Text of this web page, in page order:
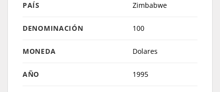
PAÍS Zimbabwe
DENOMINACIÓN 100
MONEDA Dolares
AÑO 1995